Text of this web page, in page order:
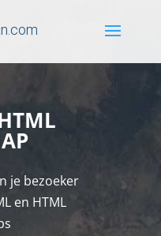
je bezoeker
en HTML